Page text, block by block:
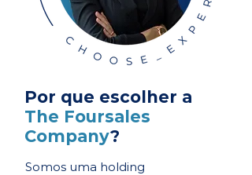
Por que escolher a
The Foursales
Company?
Somos uma holding